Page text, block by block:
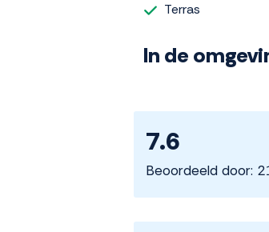
Terras
In de
7.6
Beoordeeld door: